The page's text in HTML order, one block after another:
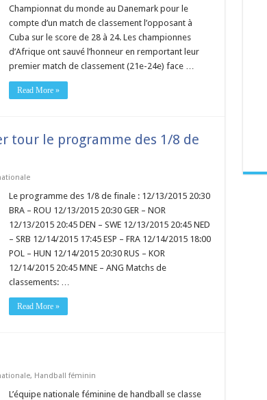
Championnat du monde au Danemark pour le
compte d’un match de classement l’opposant à
Cuba sur le score de 28 à 24. Les championnes
d’Afrique ont sauvé l’honneur en remportant leur
premier match de classement (21e-24e) face …
Read More »
tour le programme des 1/8 de
Le programme des 1/8 de finale : 12/13/2015 20:30
BRA – ROU 12/13/2015 20:30 GER – NOR
12/13/2015 20:45 DEN – SWE 12/13/2015 20:45 NED
– SRB 12/14/2015 17:45 ESP – FRA 12/14/2015 18:00
POL – HUN 12/14/2015 20:30 RUS – KOR
12/14/2015 20:45 MNE – ANG Matchs de
classements: …
Read More »
, Handball féminin
L’équipe nationale féminine de handball se classe